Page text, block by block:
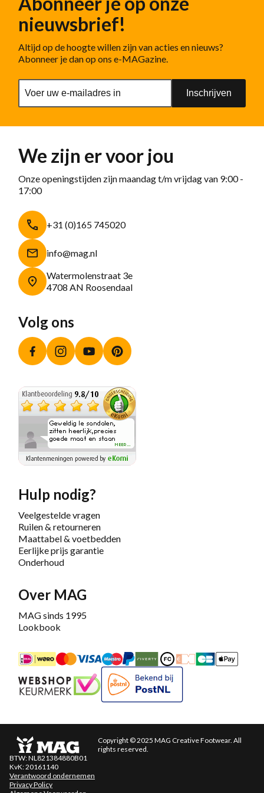
nieuwsbrief!
Altijd op de hoogte willen zijn van acties en nieuws?
Abonneer je dan op ons e-MAGazine.
Inschrijven
We zijn er voor jou
Onze openingstijden zijn maandag t/m vrijdag van 9:00 -
17:00
+31 (0)165 745020
info@mag.nl
Watermolenstraat 3e
4708 AN Roosendaal
Volg ons
FacebookInstagramYouTube
Hulp nodig?
Veelgestelde vragen
Ruilen & retourneren
Maattabel & voetbedden
Eerlijke prijs garantie
Onderhoud
Over MAG
MAG sinds 1995
Lookbook
iDEALMastercardBancontact
Maestro
PayPalRiverty/Afterpay
FashionCheque
Overboeking
CarteApple
Keurmerk
Copyright © 2025 MAG Creative Footwear. All
rights reserved.
BTW: NL821384880B01
KvK: 20161140
Verantwoord ondernemen
Privacy Policy